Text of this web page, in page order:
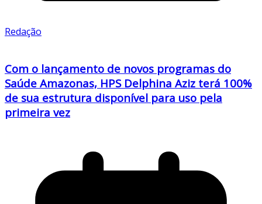
Redação
Com o lançamento de novos programas do
Saúde Amazonas, HPS Delphina Aziz terá 100%
de sua estrutura disponível para uso pela
primeira vez